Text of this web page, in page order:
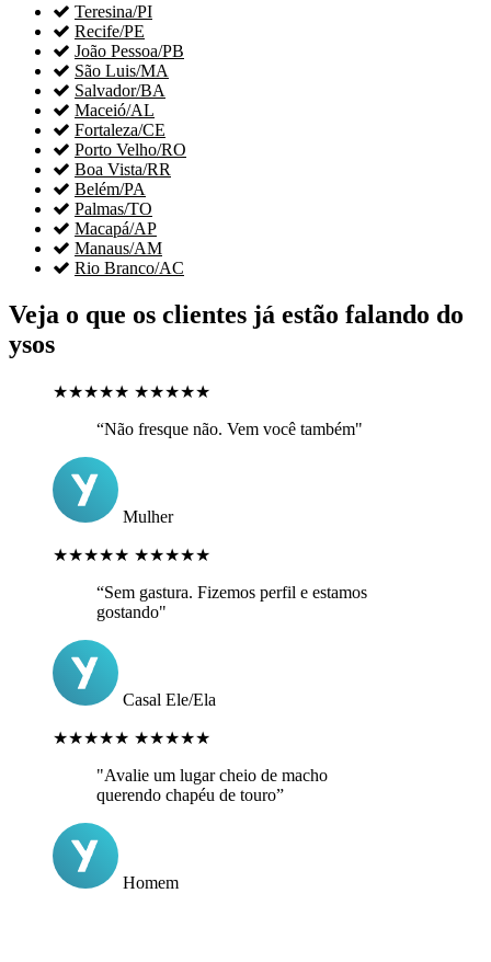
 Teresina/PI
 Recife/PE
 João Pessoa/PB
 São Luis/MA
 Salvador/BA
 Maceió/AL
 Fortaleza/CE
 Porto Velho/RO
 Boa Vista/RR
 Belém/PA
 Palmas/TO
 Macapá/AP
 Manaus/AM
 Rio Branco/AC
Veja o que os clientes já estão falando do
ysos
★★★★★ ★★★★★
“Não fresque não. Vem você também"
Mulher
★★★★★ ★★★★★
“Sem gastura. Fizemos perfil e estamos
gostando"
Casal Ele/Ela
★★★★★ ★★★★★
"Avalie um lugar cheio de macho
querendo chapéu de touro”
Homem